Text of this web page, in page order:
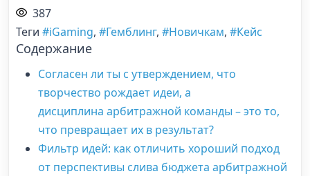
387
Теги #iGaming, #Гемблинг, #Новичкам, #Кейс
Содержание
Согласен ли ты с утверждением, что
творчество рождает идеи, а
дисциплина арбитражной команды – это то,
что превращает их в результат?
Фильтр идей: как отличить хороший подход
от перспективы слива бюджета арбитражной